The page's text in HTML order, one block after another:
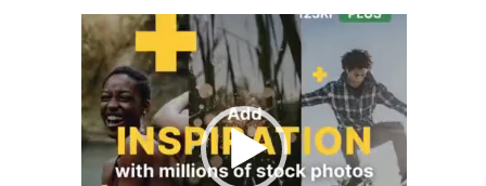
Video
oynatıcı